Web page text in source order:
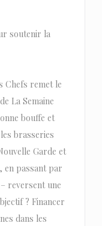
soutenir la
Chefs remet le
La Semaine
bouffe et
brasseries
Garde et
en passant par
reversent une
? Financer
dans les